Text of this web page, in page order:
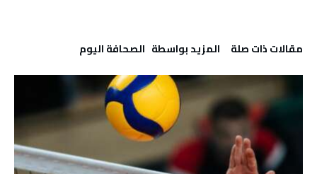
‫مقالات ذات صلة‬ ‫‫المزيد بواسطة‬ ‬ ‭ ‬الصحافة‭ ‬اليوم